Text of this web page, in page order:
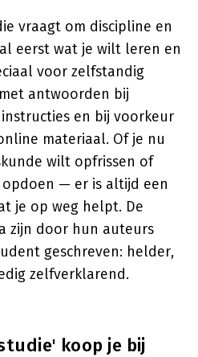
vraagt om discipline en
eerst wat je wilt leren en
voor zelfstandig
antwoorden bij
en bij voorkeur
materiaal. Of je nu
wilt opfrissen of
— er is altijd een
je op weg helpt. De
zijn door hun auteurs
geschreven: helder,
zelfverklarend.
koop je bij